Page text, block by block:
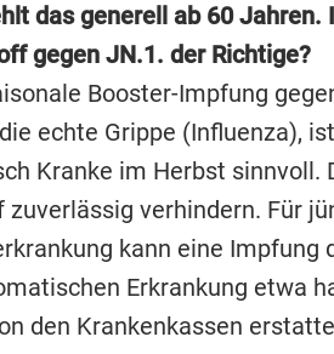
das generell ab 60 Jahren.
gegen JN.1. der Richtige?
Booster-Impfung
echte Grippe (Influenza),
Kranke im Herbst
zuverlässig verhindern. Für
kann eine Impfung
Erkrankung etwa
den Krankenkassen